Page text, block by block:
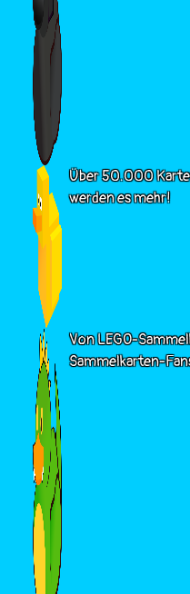
Über 50.000
werden es mehr!
Von LEGO-
Sammelkarten-